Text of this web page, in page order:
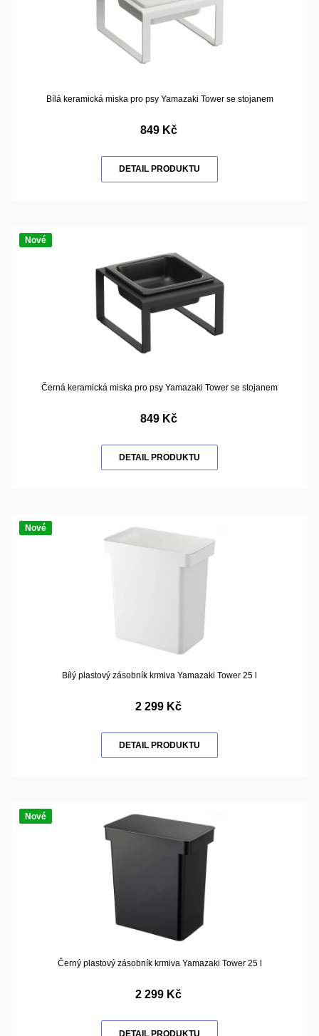
Bílá keramická miska pro psy Yamazaki Tower se stojanem
849 Kč
DETAIL PRODUKTU
Nové
Černá keramická miska pro psy Yamazaki Tower se stojanem
849 Kč
DETAIL PRODUKTU
Nové
Bílý plastový zásobník krmiva Yamazaki Tower 25 l
2 299 Kč
DETAIL PRODUKTU
Nové
Černý plastový zásobník krmiva Yamazaki Tower 25 l
2 299 Kč
DETAIL PRODUKTU